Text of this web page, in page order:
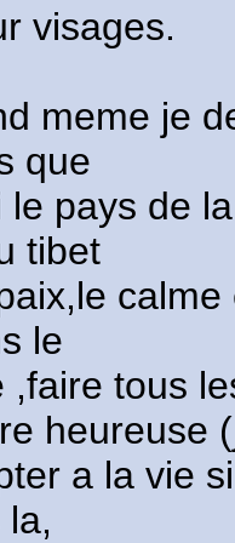
visages.
meme je
que
le pays de
tibet
le
,faire tous
heureuse
a la vie